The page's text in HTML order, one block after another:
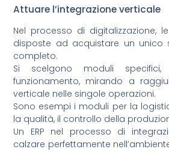
Attuare l’integrazione verticale
Nel processo di digitalizzazione,
disposte ad acquistare un unico
completo.
Si scelgono moduli
funzionamento, mirando a
verticale nelle singole operazioni.
Sono esempi i moduli per la
la qualità, il controllo della
Un ERP nel processo di
calzare perfettamente